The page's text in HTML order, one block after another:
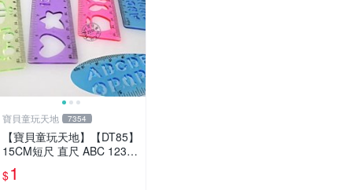
寶貝童玩天地 7354
【寶貝童玩天地】【DT85】
15CM短尺 直尺 ABC 123
可愛花樣~1支 特價1元
$1